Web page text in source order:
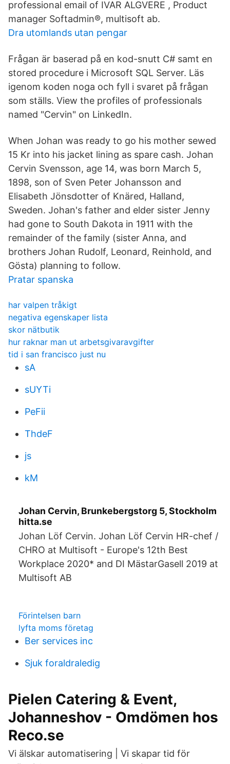
professional email of IVAR ALGVERE , Product
manager Softadmin®, multisoft ab.
Dra utomlands utan pengar
Frågan är baserad på en kod-snutt C# samt en
stored procedure i Microsoft SQL Server. Läs
igenom koden noga och fyll i svaret på frågan
som ställs. View the profiles of professionals
named "Cervin" on LinkedIn.
When Johan was ready to go his mother sewed
15 Kr into his jacket lining as spare cash. Johan
Cervin Svensson, age 14, was born March 5,
1898, son of Sven Peter Johansson and
Elisabeth Jönsdotter of Knäred, Halland,
Sweden. Johan's father and elder sister Jenny
had gone to South Dakota in 1911 with the
remainder of the family (sister Anna, and
brothers Johan Rudolf, Leonard, Reinhold, and
Gösta) planning to follow.
Pratar spanska
har valpen tråkigt
negativa egenskaper lista
skor nätbutik
hur raknar man ut arbetsgivaravgifter
tid i san francisco just nu
sA
sUYTi
PeFii
ThdeF
js
kM
Johan Cervin, Brunkebergstorg 5, Stockholm
hitta.se
Johan Löf Cervin. Johan Löf Cervin HR-chef /
CHRO at Multisoft - Europe's 12th Best
Workplace 2020* and DI MästarGasell 2019 at
Multisoft AB
Förintelsen barn
lyfta moms företag
Ber services inc
Sjuk foraldraledig
Pielen Catering & Event,
Johanneshov - Omdömen hos
Reco.se
Vi älskar automatisering | Vi skapar tid för